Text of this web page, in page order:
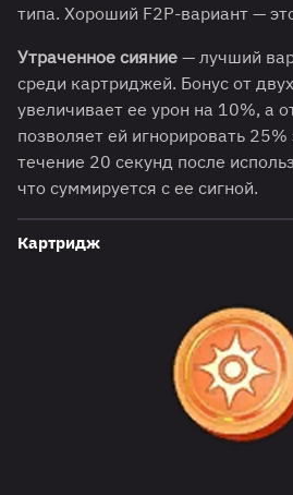
типа. Хороший F2P-вариант —
Утраченное сияние — лучший
среди картриджей. Бонус от
увеличивает ее урон на 10%, а
позволяет ей игнорировать
течение 20 секунд после
что суммируется с ее сигной.
Картридж